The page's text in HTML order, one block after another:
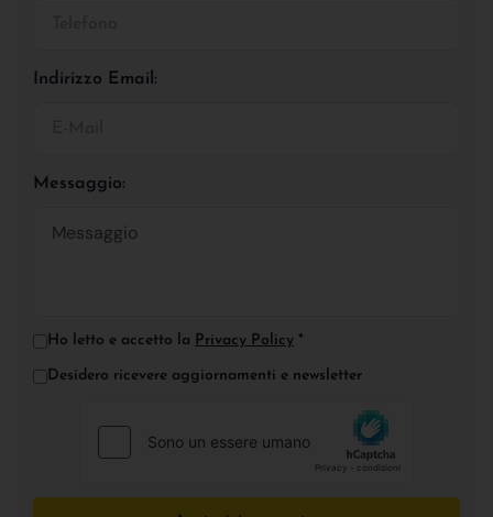
Indirizzo Email:
Messaggio:
Ho letto e accetto la Privacy Policy *
Desidero ricevere aggiornamenti e newsletter